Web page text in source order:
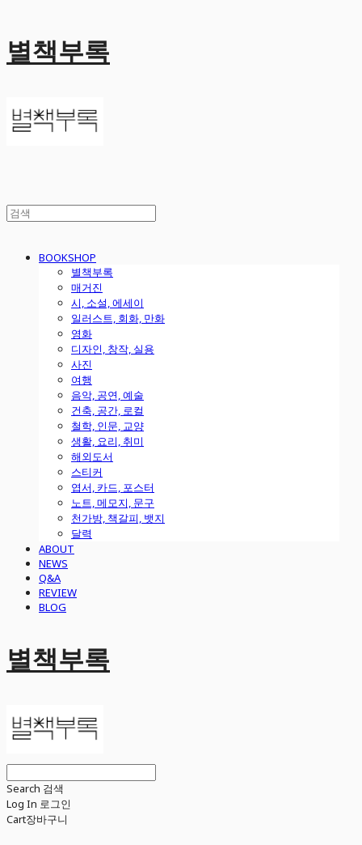
별책부록
BOOKSHOP
별책부록
매거진
시, 소설, 에세이
일러스트, 회화, 만화
영화
디자인, 창작, 실용
사진
여행
음악, 공연, 예술
건축, 공간, 로컬
철학, 인문, 교양
생활, 요리, 취미
해외도서
스티커
엽서, 카드, 포스터
노트, 메모지, 문구
천가방, 책갈피, 뱃지
달력
ABOUT
NEWS
Q&A
REVIEW
BLOG
별책부록
Search 검색
Log In 로그인
Cart장바구니